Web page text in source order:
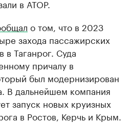
в АТОР.
о том, что в 2023
захода пассажирских
в Таганрог. Суда
причалу в
был модернизирован
В дальнейшем компания
запуск новых круизных
в Ростов, Керчь и Крым.